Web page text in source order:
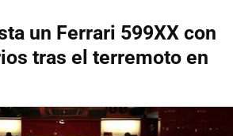
un Ferrari 599XX con
tras el terremoto en